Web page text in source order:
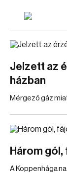
Jelzett az
házban
Mérgező gáz
Három
A Koppenhága